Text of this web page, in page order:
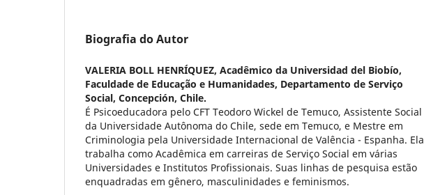
Biografia do Autor
VALERIA BOLL HENRÍQUEZ, Acadêmico da Universidad del Biobío,
Faculdade de Educação e Humanidades, Departamento de Serviço
Social, Concepción, Chile.
É Psicoeducadora pelo CFT Teodoro Wickel de Temuco, Assistente Social
da Universidade Autônoma do Chile, sede em Temuco, e Mestre em
Criminologia pela Universidade Internacional de Valência - Espanha. Ela
trabalha como Acadêmica em carreiras de Serviço Social em várias
Universidades e Institutos Profissionais. Suas linhas de pesquisa estão
enquadradas em gênero, masculinidades e feminismos.